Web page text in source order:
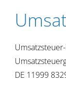
DE 11999